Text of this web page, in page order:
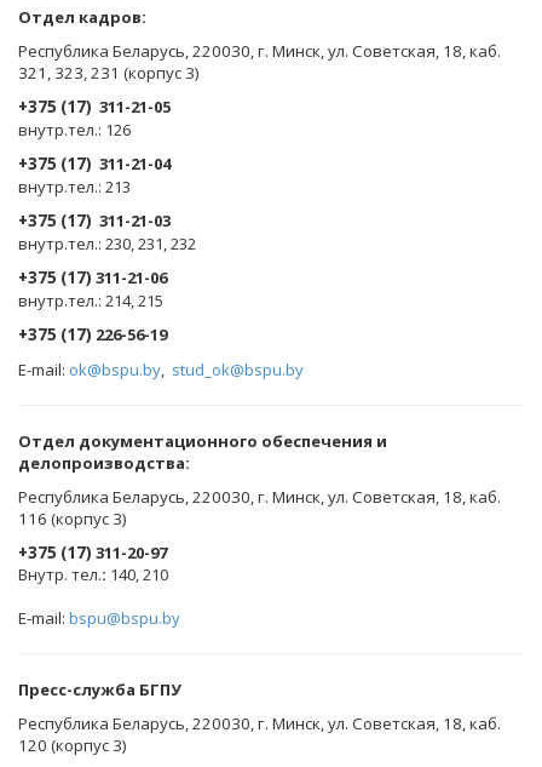
Отдел кадров:
Республика Беларусь, 220030, г. Минск, ул. Советская, 18, каб.
321, 323, 231 (корпус 3)
+375 (17) 311-21-05
внутр.тел.: 126
+375 (17) 311-21-04
внутр.тел.: 213
+375 (17) 311-21-03
внутр.тел.: 230, 231, 232
+375 (17) 311-21-06
внутр.тел.: 214, 215
+375 (17) 226-56-19
E-mail: ok@bspu.by, stud_ok@bspu.by
Oтдел документационного обеспечения и
делопроизводства:
Республика Беларусь, 220030, г. Минск, ул. Советская, 18, каб.
116 (корпус 3)
+375 (17) 311-20-97
Внутр. тел.: 140, 210
E-mail: bspu@bspu.by
Пресс-служба БГПУ
Республика Беларусь, 220030, г. Минск, ул. Советская, 18, каб.
120 (корпус 3)